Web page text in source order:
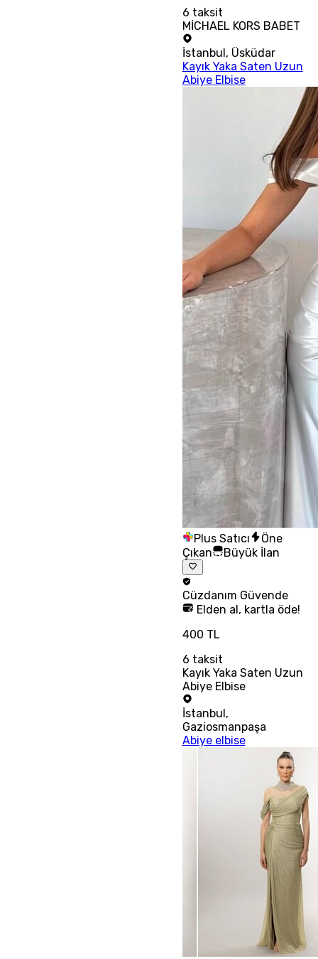
6 taksit
MİCHAEL KORS BABET
İstanbul, Üsküdar
Kayık Yaka Saten Uzun
Abiye Elbise
Plus Satıcı
Öne
Çıkan
Büyük İlan
Cüzdanım Güvende
Elden al, kartla öde!
400 TL
6 taksit
Kayık Yaka Saten Uzun
Abiye Elbise
İstanbul,
Gaziosmanpaşa
Abiye elbise